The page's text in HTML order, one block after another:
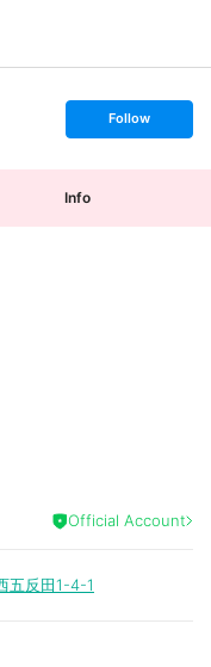
s
t
o
Follow
Info
Official Account
五反田1-4-1